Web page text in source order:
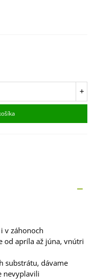
+
v záhonoch
od apríla až júna, vnútri
substrátu, dávame
nevyplavili